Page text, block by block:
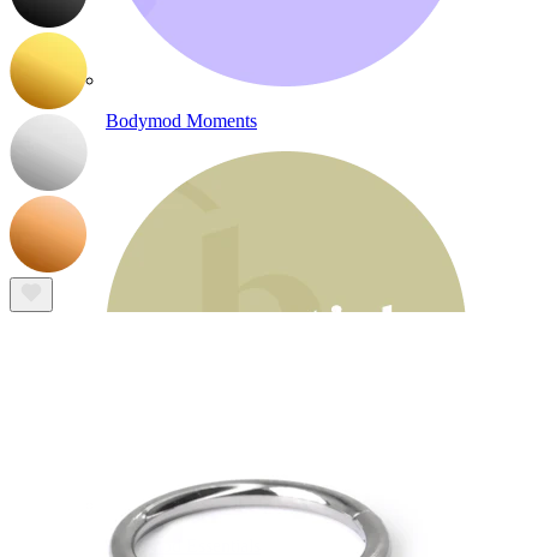
Bodymod Moments
Bodymod Essentials